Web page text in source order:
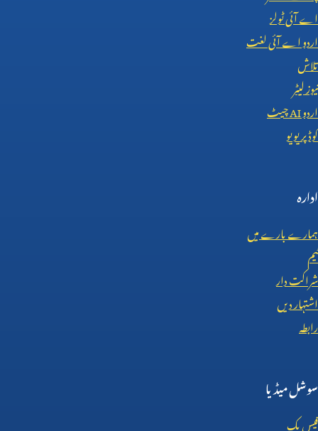
اے آئی ٹولز
اردو اے آئی لغت
تلاش
نیوز لیٹر
اردوAIچیٹ
کوڈ پریویو
ادارہ
ہمارے بارے میں
ٹیم
شراکت دار
اشتہار دیں
رابطہ
سوشل میڈیا
فیس بک